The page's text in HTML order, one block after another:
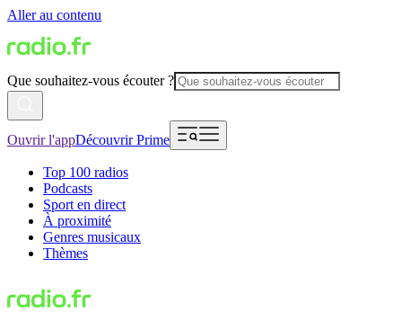
Aller au contenu
Que souhaitez-vous écouter ?
Ouvrir l'appDécouvrir Prime
Top 100 radios
Podcasts
Sport en direct
À proximité
Genres musicaux
Thèmes